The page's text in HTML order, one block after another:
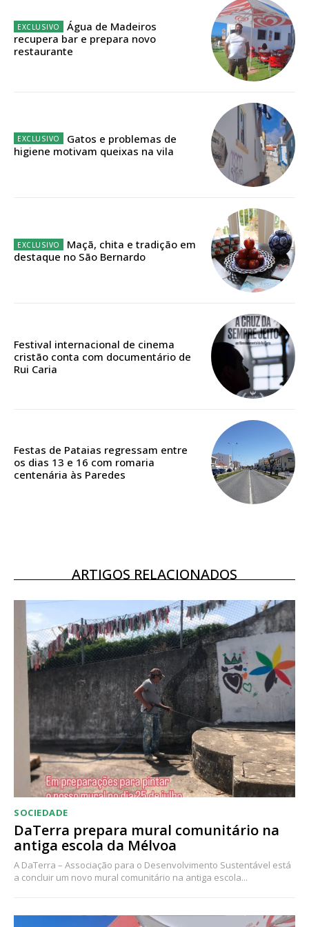
ASSINATURA
IMPRESSA
Edição em papel entregue à Quinta-feira em sua
Ofertas para assinatura anual
ASSINATURA
DIGITAL ANUAL
12 meses
Água de Madeiros
recupera bar e prepara novo
restaurante
Gatos e problemas de
higiene motivam queixas na vila
Maçã, chita e tradição em
destaque no São Bernardo
Festival internacional de cinema
cristão conta com documentário de
Rui Caria
Festas de Pataias regressam entre
os dias 13 e 16 com romaria
centenária às Paredes
ARTIGOS RELACIONADOS
SOCIEDADE
DaTerra prepara mural comunitário na
antiga escola da Mélvoa
A DaTerra – Associação para o Desenvolvimento Sustentável está
a concluir um novo mural comunitário na antiga escola...